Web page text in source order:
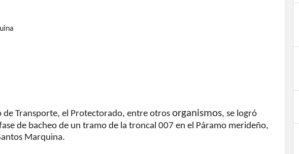
de Transporte, el Protectorado, entre otros organismos, se logró
de bacheo de un tramo de la troncal 007 en el Páramo merideño,
Marquina.